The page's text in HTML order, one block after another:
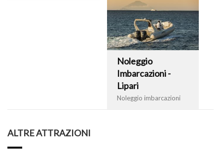
Noleggio
Imbarcazioni -
Lipari
Noleggio imbarcazioni
ALTRE ATTRAZIONI